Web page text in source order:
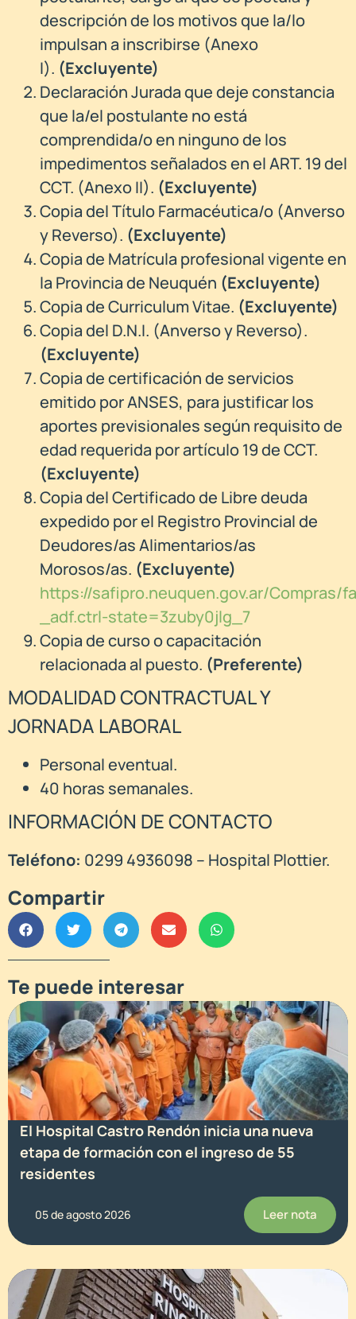
descripción de los motivos que la/lo
impulsan a inscribirse (Anexo
I). (Excluyente)
Declaración Jurada que deje constancia
que la/el postulante no está
comprendida/o en ninguno de los
impedimentos señalados en el ART. 19 del
CCT. (Anexo II). (Excluyente)
Copia del Título Farmacéutica/o (Anverso
y Reverso). (Excluyente)
Copia de Matrícula profesional vigente en
la Provincia de Neuquén (Excluyente)
Copia de Curriculum Vitae. (Excluyente)
Copia del D.N.I. (Anverso y Reverso).
(Excluyente)
Copia de certificación de servicios
emitido por ANSES, para justificar los
aportes previsionales según requisito de
edad requerida por artículo 19 de CCT.
(Excluyente)
Copia del Certificado de Libre deuda
expedido por el Registro Provincial de
Deudores/as Alimentarios/as
Morosos/as. (Excluyente)
https://safipro.neuquen.gov.ar/
_adf.ctrl-state=3zuby0jlg_7
Copia de curso o capacitación
relacionada al puesto. (Preferente)
MODALIDAD CONTRACTUAL Y
JORNADA LABORAL
Personal eventual.
40 horas semanales.
INFORMACIÓN DE CONTACTO
Teléfono: 0299 4936098 – Hospital Plottier.
Compartir
Te puede interesar
El Hospital Castro Rendón inicia una nueva
etapa de formación con el ingreso de 55
residentes
05 de agosto 2026 Leer nota